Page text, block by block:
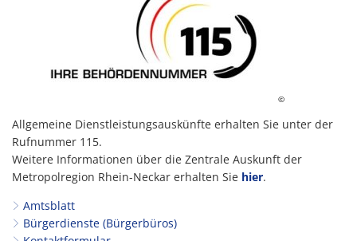
©
Allgemeine Dienstleistungsauskünfte erhalten Sie unter der
Rufnummer 115.
Weitere Informationen über die Zentrale Auskunft der
Metropolregion Rhein-Neckar erhalten Sie hier.
Amtsblatt
Bürgerdienste (Bürgerbüros)